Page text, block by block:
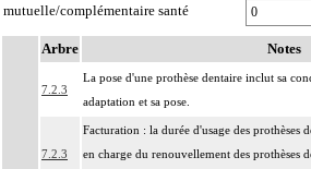
mutuelle/complémentaire santé
Arbre Notes
7.2.3
La pose d'une prothèse dentaire inclut sa
adaptation et sa pose.
7.2.3
Facturation : la durée d'usage des prothèses
en charge du renouvellement des prothèses